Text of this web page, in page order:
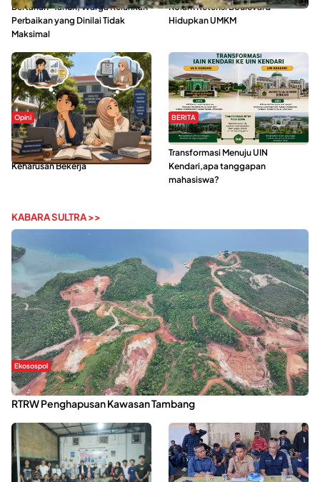
Bertahun-Tahun, Warga Keluhkan
Perbaikan yang Dinilai Tidak
Maksimal
Kolam Retensi Boulevard
Hidupkan UMKM
Opini
Kerasnya Kehidupan Mahasiswa di
Tengah Gempuran Tugas dan
Keharusan Bekerja
BERITA
IAIN Kendari Mantapkan
Transformasi Menuju UIN
Kendari,apa tanggapan
mahasiswa?
KABARA SULTRA >>
Ekosospol
Kabaena Menanti Kepastian Pemulihan Lingkungan Usai Revisi
RTRW Penghapusan Kawasan Tambang